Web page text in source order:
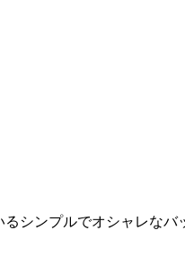
シンプルでオシャレなバ